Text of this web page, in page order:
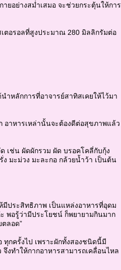
ยอย่างสม่ำเสมอ จะช่วยกระตุ้นให้การ
เตอรอลที่สูงประมาณ 280 มิลลิกรัมต่อ
ำหลักการที่อาจารย์สาทิสเคยให้ไว้มา
าหารเหล่านั้นจะต้องดีต่อสุขภาพแล้ว
เช่น ผัดผักรวม ผัด บรอคโคลี่กับกุ้ง
มะม่วง มะละกอ กล้วยน้ำว้า เป็นต้น
มีประสิทธิภาพ เป็นแหล่งอาหารที่อุดม
พอรู้ว่ามีประโยชน์ ก็พยายามกินมาก
ลอด”
กครั้งไป เพราะผักทั้งสองชนิดนี้มี
งทำให้กากอาหารสามารถเคลื่อนไหล